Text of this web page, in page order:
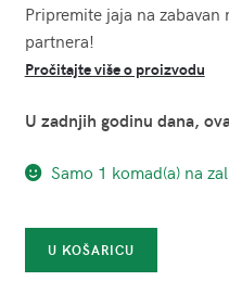
Pripremite jaja na
partnera!
Pročitajte više o proizvodu
U zadnjih godinu dana,
Samo 1 komad(a) na
Kalup
za
U KOŠARICU